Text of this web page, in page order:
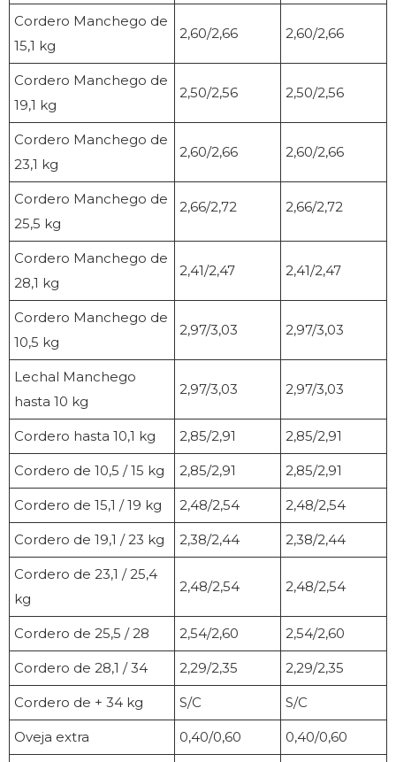
Cordero Manchego de
15,1 kg
2,60/2,66 2,60/2,66
Cordero Manchego de
19,1 kg
2,50/2,56 2,50/2,56
Cordero Manchego de
23,1 kg
2,60/2,66 2,60/2,66
Cordero Manchego de
25,5 kg
2,66/2,72 2,66/2,72
Cordero Manchego de
28,1 kg
2,41/2,47 2,41/2,47
Cordero Manchego de
10,5 kg
2,97/3,03 2,97/3,03
Lechal Manchego
hasta 10 kg
2,97/3,03 2,97/3,03
Cordero hasta 10,1 kg 2,85/2,91 2,85/2,91
Cordero de 10,5 / 15 kg 2,85/2,91 2,85/2,91
Cordero de 15,1 / 19 kg 2,48/2,54 2,48/2,54
Cordero de 19,1 / 23 kg 2,38/2,44 2,38/2,44
Cordero de 23,1 / 25,4
kg
2,48/2,54 2,48/2,54
Cordero de 25,5 / 28 2,54/2,60 2,54/2,60
Cordero de 28,1 / 34 2,29/2,35 2,29/2,35
Cordero de + 34 kg S/C S/C
Oveja extra 0,40/0,60 0,40/0,60